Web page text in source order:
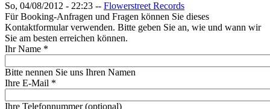
So, 04/08/2012 - 22:23 -- Flowerstreet Records
Für Booking-Anfragen und Fragen können Sie dieses
Kontaktformular verwenden. Bitte geben Sie an, wie und wann wir
Sie am besten erreichen können.
Ihr Name *
Bitte nennen Sie uns Ihren Namen
Ihre E-Mail *
Ihre Telefonnummer (optional)